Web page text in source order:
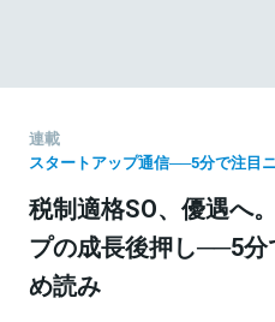
連載
スタートアップ通信──5分で注目
税制適格SO、優遇へ
プの成長後押し──5分
め読み